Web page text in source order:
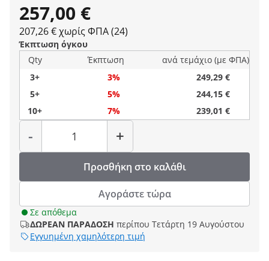
257,00 €
207,26 € χωρίς ΦΠΑ (24)
Έκπτωση όγκου
Qty
Έκπτωση
ανά τεμάχιο (με ΦΠΑ)
3+
3%
249,29 €
5+
5%
244,15 €
10+
7% 239,01 €
-
Ποσότητα
+
Προσθήκη στο καλάθι
Αγοράστε τώρα
Σε απόθεμα
ΔΩΡΕΑΝ ΠΑΡΑΔΟΣΗ περίπου Τετάρτη 19 Αυγούστου
Εγγυημένη χαμηλότερη τιμή